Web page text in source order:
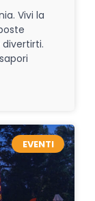
Vivi la
EVENTI